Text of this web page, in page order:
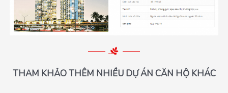
THAM KHẢO THÊM NHIỀU DỰ ÁN CĂN HỘ KHÁC